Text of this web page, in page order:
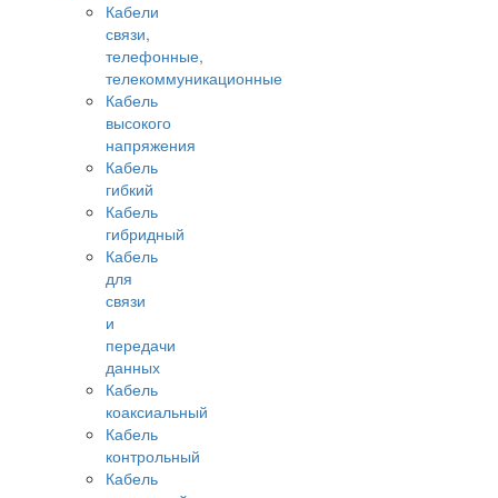
Кабели
связи,
телефонные,
телекоммуникационные
Кабель
высокого
напряжения
Кабель
гибкий
Кабель
гибридный
Кабель
для
связи
и
передачи
данных
Кабель
коаксиальный
Кабель
контрольный
Кабель